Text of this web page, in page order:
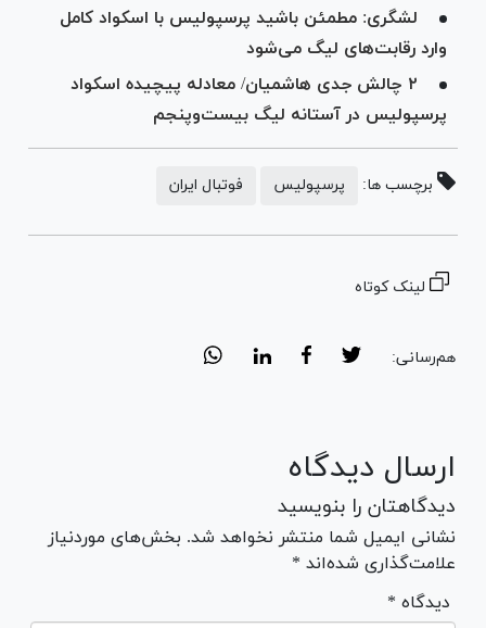
لشگری: مطمئن باشید پرسپولیس با اسکواد کامل
وارد رقابت‌های لیگ می‌شود
۲ چالش جدی هاشمیان/ معادله پیچیده اسکواد
پرسپولیس در آستانه لیگ بیست‌وپنجم
برچسب ها: پرسپولیس فوتبال ایران
لینک کوتاه
هم‌رسانی:
ارسال دیدگاه
دیدگاهتان را بنویسید
نشانی ایمیل شما منتشر نخواهد شد. بخش‌های موردنیاز
علامت‌گذاری شده‌اند *
* دیدگاه